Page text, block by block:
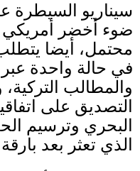
سيناريو السيطرة
ضوء أخضر أمريكي
محتمل، أيضا
في حالة واحدة عبر
والمطالب
التصديق على
البحري وترسيم
الذي تعثر بعد